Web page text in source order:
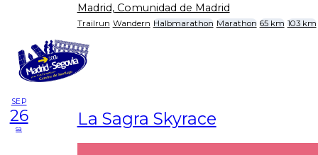
Madrid, Comunidad de Madrid
Trailrun Wandern Halbmarathon Marathon 65 km 103 km
SEP
26
sa La Sagra Skyrace